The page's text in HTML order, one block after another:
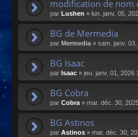
modification de nom
par Lushen » lun. janv. 05,
BG de Mermedia
par Mermedia » sam. janv.
BG Isaac
par Isaac » jeu. janv. 01, 2026
BG Cobra
par Cobra» mar. déc. 30,
BG Astinos
par Astinos » mar. déc. 30,